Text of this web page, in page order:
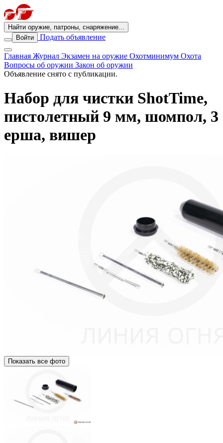
Найти оружие, патроны, снаряжение...
Войти
Подать объявление
Главная Журнал Экзамен на оружие Охотминимум Охота
Вопросы об оружии Закон об оружии
Объявление снято с публикации.
Набор для чистки ShotTime,
пистолетный 9 мм, шомпол, 3
ерша, вишер
Показать все фото